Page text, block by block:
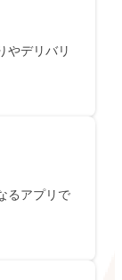
やデリバリ
るアプリで